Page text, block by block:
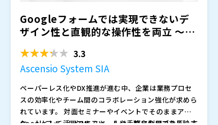
Googleフォームでは実現できないデ
ザイン性と直観的な操作性を両立 〜P
3.3
Ascensio System SIA
ペーパーレス化やDX推進が進む中、企業は業務プロセ
スの効率化やチーム間のコラボレーション強化が求めら
れています。 対面セミナーやイベントでそのままアン
ケートとして活用できるツールや、独自のロゴを反映さ
GoogleフォームやMSフォームは手軽に利用できる一方